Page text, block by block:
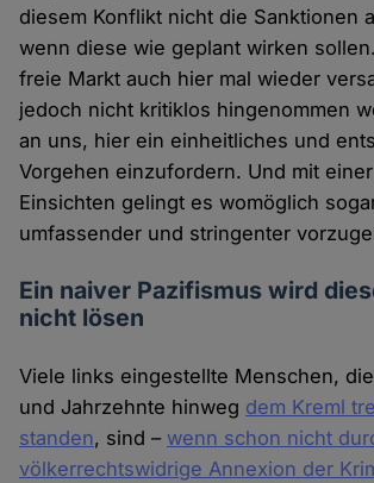
diesem Konflikt nicht die Sanktionen
wenn diese wie geplant wirken
freie Markt auch hier mal wieder
jedoch nicht kritiklos hingenommen
an uns, hier ein einheitliches und
Vorgehen einzufordern. Und mit
Einsichten gelingt es womöglich
umfassender und stringenter
Ein naiver Pazifismus wird
nicht lösen
Viele links eingestellte Menschen,
und Jahrzehnte hinweg dem Kreml
standen, sind – wenn schon nicht
völkerrechtswidrige Annexion der